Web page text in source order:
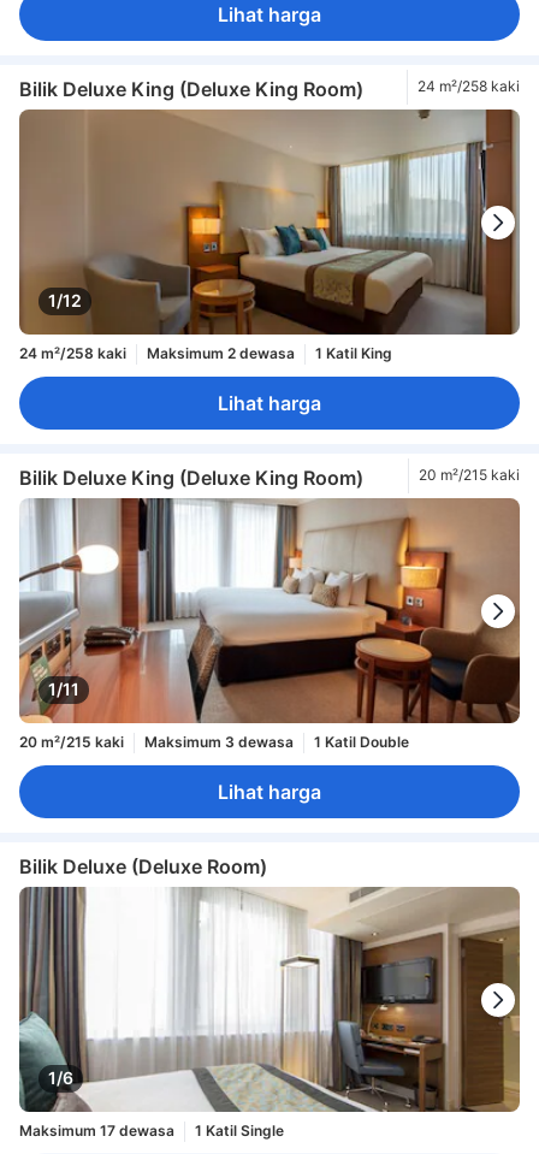
Lihat harga
Bilik Deluxe King (Deluxe King Room) 24 m²/258 kaki
1/12
24 m²/258 kaki Maksimum 2 dewasa 1 Katil King
Lihat harga
Bilik Deluxe King (Deluxe King Room) 20 m²/215 kaki
1/11
20 m²/215 kaki Maksimum 3 dewasa 1 Katil Double
Lihat harga
Bilik Deluxe (Deluxe Room)
1/6
Maksimum 17 dewasa 1 Katil Single